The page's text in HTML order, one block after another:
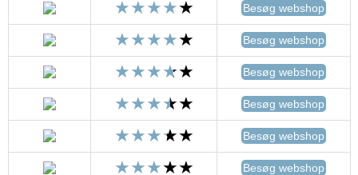
Besøg webshop
Besøg webshop
Besøg webshop
Besøg webshop
Besøg webshop
Besøg webshop